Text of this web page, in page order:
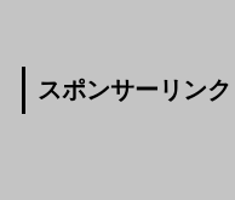
スポンサーリンク